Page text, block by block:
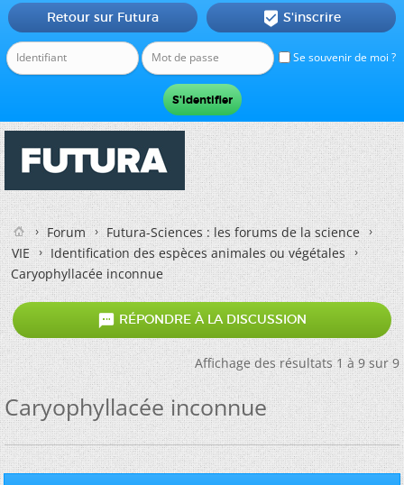
Se souvenir de moi ?
Retour sur Futura  S'inscrire
Forum
Futura-Sciences : les forums de la science
VIE
Identification des espèces animales ou végétales
Caryophyllacée inconnue
 RÉPONDRE À LA DISCUSSION
Affichage des résultats 1 à 9 sur 9
Caryophyllacée inconnue